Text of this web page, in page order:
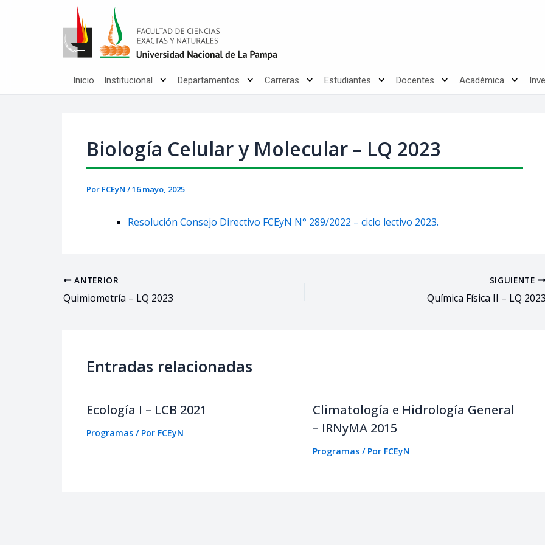
Inicio Institucional Departamentos Carreras Estudiantes Docentes Académica
Biología Celular y Molecular – LQ 2023
Por FCEyN /16 mayo, 2025
Resolución Consejo Directivo FCEyN N° 289/2022 – ciclo lectivo 2023.
Post
navigation
ANTERIOR
Quimiometría – LQ 2023
SIGUIENTE
Química Física II – LQ 2023
Entradas relacionadas
Ecología I – LCB 2021
Programas / Por FCEyN
Climatología e Hidrología General
– IRNyMA 2015
Programas/ Por FCEyN